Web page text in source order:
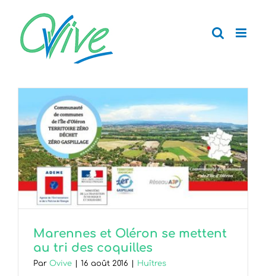
contenu
Marennes et Oléron se mettent
au tri des coquilles
Par Ovive 16 août 2016 Huîtres